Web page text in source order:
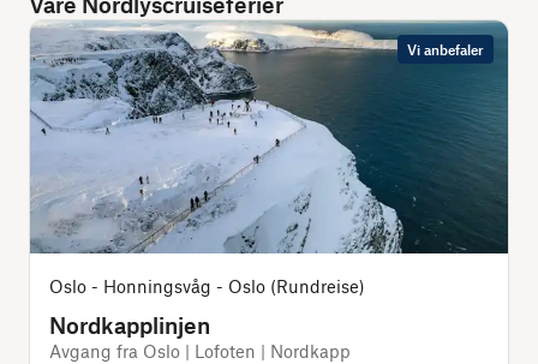
Vi anbefaler
Oslo - Honningsvåg - Oslo (Rundreise)
Nordkapplinjen
Avgang fra Oslo | Lofoten | Nordkapp